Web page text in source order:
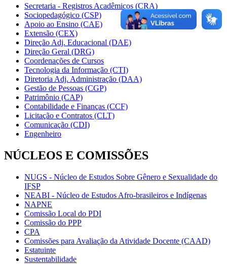
Secretaria - Registros Acadêmicos (CRA)
Sociopedagógico (CSP)
Apoio ao Ensino (CAE)
Extensão (CEX)
Direção Adj. Educacional (DAE)
Direção Geral (DRG)
Coordenações de Cursos
Tecnologia da Informação (CTI)
Diretoria Adj. Administração (DAA)
Gestão de Pessoas (CGP)
Patrimônio (CAP)
Contabilidade e Finanças (CCF)
Licitação e Contratos (CLT)
Comunicação (CDI)
Engenheiro
NÚCLEOS E COMISSÕES
NUGS - Núcleo de Estudos Sobre Gênero e Sexualidade do
IFSP
NEABI - Núcleo de Estudos Afro-brasileiros e Indígenas
NAPNE
Comissão Local do PDI
Comissão do PPP
CPA
Comissões para Avaliação da Atividade Docente (CAAD)
Estatuinte
Sustentabilidade